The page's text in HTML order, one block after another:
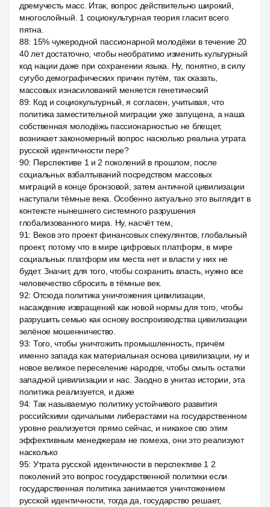
дремучесть масс. Итак, вопрос действительно широкий,
многослойный. 1 социокультурная теория гласит всего
пятна.
88: 15% чужеродной пассионарной молодёжи в течение 20
40 лет достаточно, чтобы необратимо изменить культурный
код нации даже при сохранении языка. Ну, понятно, в силу
сугубо демографических причин путём, так сказать,
массовых изнасилований меняется генетический
89: Код и социокультурный, я согласен, учитывая, что
политика заместительной миграции уже запущена, а наша
собственная молодёжь пассионарностью не блещет,
возникает закономерный вопрос насколько реальна утрата
русской идентичности пере?
90: Перспективе 1 и 2 поколений в прошлом, после
социальных взбалтываний посредством массовых
миграций в конце бронзовой, затем античной цивилизации
наступали тёмные века. Особенно актуально это выглядит в
контексте нынешнего системного разрушения
глобализованного мира. Ну, насчёт тем,
91: Веков это проект финансовых спекулянтов, глобальный
проект, потому что в мире цифровых платформ, в мире
социальных платформ им места нет и власти у них не
будет. Значит, для того, чтобы сохранить власть, нужно все
человечество сбросить в тёмные век.
92: Отсюда политика уничтожения цивилизации,
насаждение извращений как новой нормы для того, чтобы
разрушить семью как основу воспроизводства цивилизации
зелёное мошенничество.
93: Того, чтобы уничтожить промышленность, причём
именно запада как материальная основа цивилизации, ну и
новое великое переселение народов, чтобы смыть остатки
западной цивилизации и нас. Заодно в унитаз истории, эта
политика реализуется, и даже
94: Так называемую политику устойчивого развития
российскими одичалыми либерастами на государственном
уровне реализуется прямо сейчас, и никакое сво этим
эффективным менеджерам не помеха, они это реализуют
насколько
95: Утрата русской идентичности в перспективе 1 2
поколений это вопрос государственной политики если
государственная политика занимается уничтожением
русской идентичности, тогда да, государство решает,